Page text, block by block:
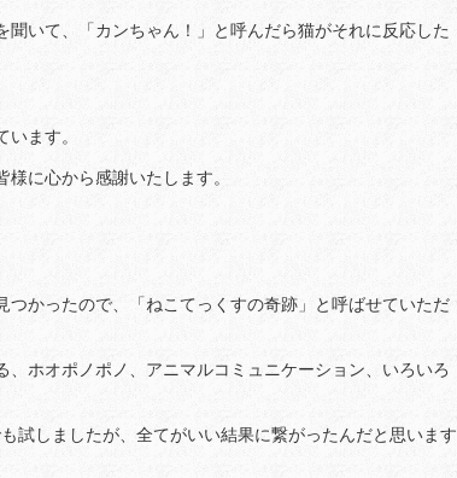
いて、「カンちゃん！」と呼んだら猫がそれに反応した
ます。
に心から感謝いたします。
かったので、「ねこてっくすの奇跡」と呼ばせていただ
ホオポノポノ、アニマルコミュニケーション、いろいろ
試しましたが、全てがいい結果に繋がったんだと思います